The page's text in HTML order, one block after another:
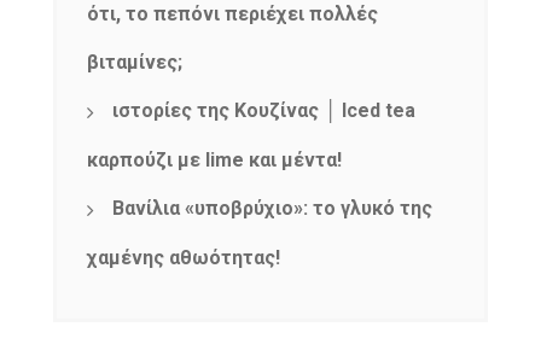
ότι, το πεπόνι περιέχει πολλές
βιταμίνες;
ιστορίες της Κουζίνας │ Iced tea
καρπούζι με lime και μέντα!
Βανίλια «υποβρύχιο»: το γλυκό της
χαμένης αθωότητας!